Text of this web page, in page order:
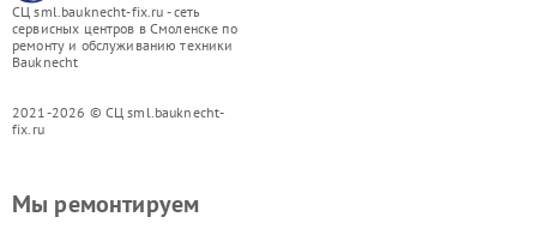
СЦ sml.bauknecht-fix.ru - сеть
сервисных центров в Смоленске по
ремонту и обслуживанию техники
Bauknecht
2021-2026 © СЦ sml.bauknecht-
fix.ru
Мы ремонтируем